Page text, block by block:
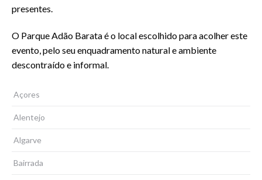
presentes.
O Parque Adão Barata é o local escolhido para acolher este
evento, pelo seu enquadramento natural e ambiente
descontraído e informal.
Açores
Alentejo
Algarve
Bairrada